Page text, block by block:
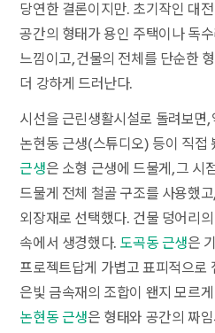
당연한 결론이지만. 초기작인 대
공간의 형태가 용인 주택이나 독
느낌이고, 건물의 전체를 단순한
더 강하게 드러난다.
시선을 근린생활시설로 돌려보면,
논현동 근생(스튜디오) 등이 직접
근생은 소형 근생에 드물게, 그 시
드물게 전체 철골 구조를 사용했
외장재로 선택했다. 건물 덩어리
속에서 생경했다. 도곡동 근생은
프로젝트답게 가볍고 표피적으로
은빛 금속재의 조합이 왠지 모르
논현동 근생은 형태와 공간의 짜